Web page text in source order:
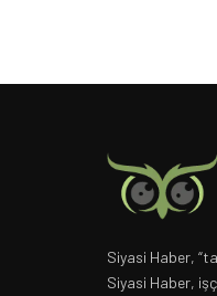
Siyasi Haber,
Siyasi Haber,